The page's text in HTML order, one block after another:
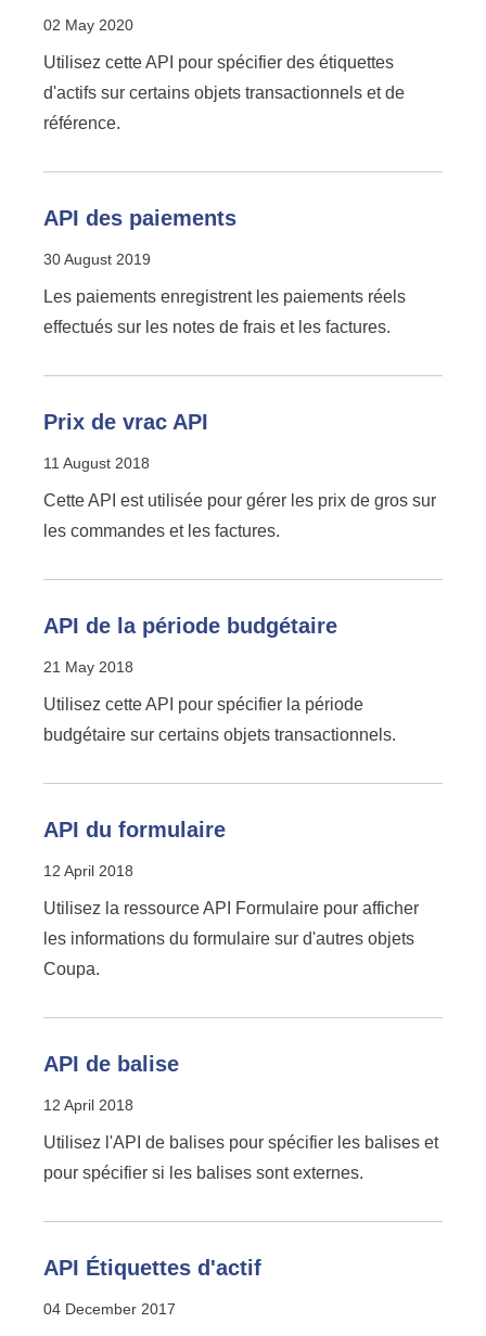
02 May 2020
Utilisez cette API pour spécifier des étiquettes
d'actifs sur certains objets transactionnels et de
référence.
API des paiements
30 August 2019
Les paiements enregistrent les paiements réels
effectués sur les notes de frais et les factures.
Prix de vrac API
11 August 2018
Cette API est utilisée pour gérer les prix de gros sur
les commandes et les factures.
API de la période budgétaire
21 May 2018
Utilisez cette API pour spécifier la période
budgétaire sur certains objets transactionnels.
API du formulaire
12 April 2018
Utilisez la ressource API Formulaire pour afficher
les informations du formulaire sur d'autres objets
Coupa.
API de balise
12 April 2018
Utilisez l'API de balises pour spécifier les balises et
pour spécifier si les balises sont externes.
API Étiquettes d'actif
04 December 2017